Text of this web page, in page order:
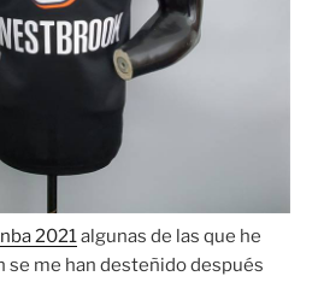
2021algunas de las que he
se me han desteñido después